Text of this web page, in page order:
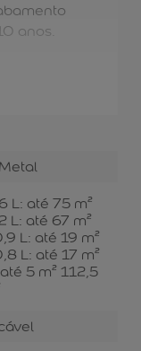
anos.
Metal
L: até 75 m²
L: até 67 m²
L: até 19 m²
L: até 17 m²
5 m² 112,5